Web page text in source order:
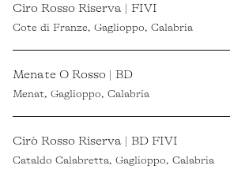
Ciro Rosso Riserva | FIVI
Cote di Franze, Gaglioppo, Calabria
Menate O Rosso | BD
Menat, Gaglioppo, Calabria
Cirò Rosso Riserva | BD FIVI
Cataldo Calabretta, Gaglioppo, Calabria